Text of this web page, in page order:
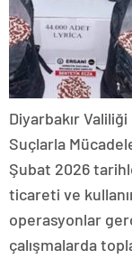
Diyarbakır
Suçlarla
Şubat 2026
ticareti ve
operasyonlar
çalışmalarda